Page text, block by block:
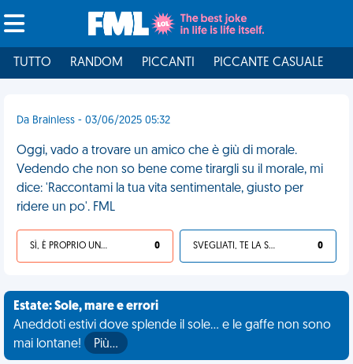
TUTTO RANDOM PICCANTI PICCANTE CASUALE
Da Brainless - 03/06/2025 05:32
Oggi, vado a trovare un amico che è giù di morale.
Vedendo che non so bene come tirargli su il morale, mi
dice: 'Raccontami la tua vita sentimentale, giusto per
ridere un po'. FML
SÌ, È PROPRIO UNA VDM! 0 SVEGLIATI, TE LA SEI CERCATA! 0
Estate: Sole, mare e errori
Aneddoti estivi dove splende il sole... e le gaffe non sono
mai lontane!
Più…